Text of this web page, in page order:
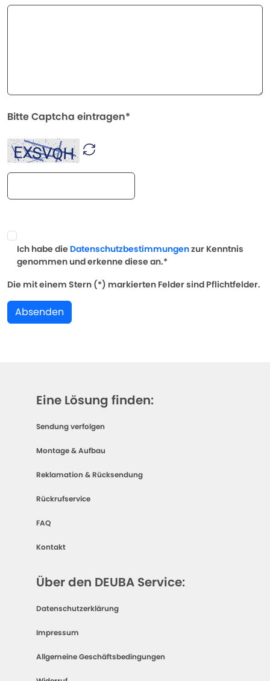
Bitte Captcha eintragen*
Ich habe die Datenschutzbestimmungenzur Kenntnis
genommen und erkenne diese an.*
Die mit einem Stern (*) markierten Felder sind Pflichtfelder.
Absenden
Eine Lösung finden:
Sendung verfolgen
Montage & Aufbau
Reklamation & Rücksendung
Rückrufservice
FAQ
Kontakt
Über den DEUBA Service:
Datenschutzerklärung
Impressum
Allgemeine Geschäftsbedingungen